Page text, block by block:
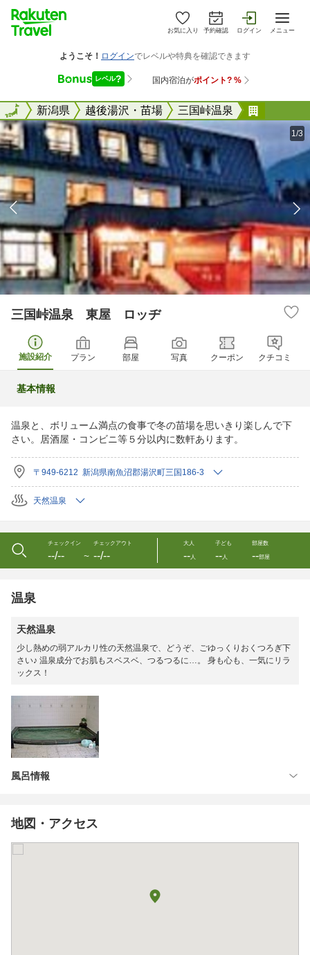
お気に入り 予約確認 ログイン メニュー
全国新潟県 越後湯沢・苗場 三国峠温泉
全国
1/3
三国峠温泉 東屋 ロッヂ
施設紹介 プラン 部屋 写真 クーポン クチコミ
基本情報
温泉と、ボリューム満点の食事で冬の苗場を思いきり楽しんで下
さい。居酒屋・コンビニ等５分以内に数軒あります。
〒949-6212 新潟県南魚沼郡湯沢町三国186-3
天然温泉
チェックイン
--/-- 〜
チェックアウト
--/--
大人
--人
子ども
--人
部屋数
--部屋
温泉
天然温泉
少し熱めの弱アルカリ性の天然温泉で、どうぞ、ごゆっくりおくつろぎ下
さい♪ 温泉成分でお肌もスベスベ、つるつるに…。 身も心も、一気にリラ
ックス！
風呂情報
地図・アクセス